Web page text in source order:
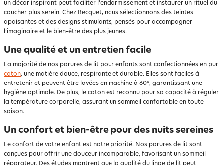
un décor inspirant peut faciliter l’endormissement et instaurer un rituel du
coucher plus serein. Chez Becquet, nous sélectionnons des teintes
apaisantes et des designs stimulants, pensés pour accompagner
l’imaginaire et le bien-être des plus jeunes.
Une qualité et un entretien facile
La majorité de nos parures de lit pour enfants sont confectionnées en pur
coton, une matière douce, respirante et durable. Elles sont faciles à
entretenir et peuvent être lavées en machine à 60°, garantissant une
hygiène optimale. De plus, le coton est reconnu pour sa capacité à réguler
la température corporelle, assurant un sommeil confortable en toute
saison.
Un confort et bien-être pour des nuits sereines
Le confort de votre enfant est notre priorité. Nos parures de lit sont
conçues pour offrir une douceur incomparable, favorisant un sommeil
réparateur. Des études montrent que la qualité du linge de lit peut